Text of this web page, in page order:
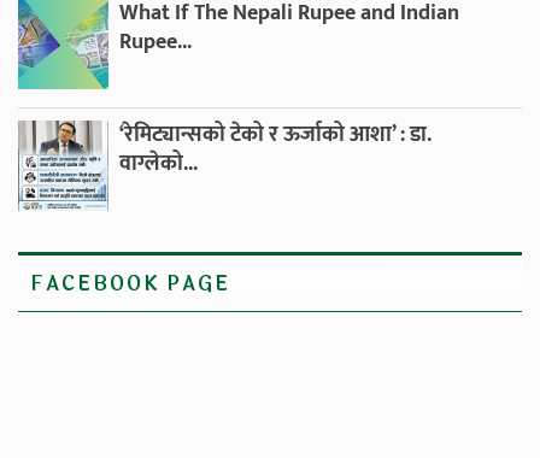
What If The Nepali Rupee and Indian
Rupee...
‘रेमिट्यान्सको टेको र ऊर्जाको आशा’ : डा.
वाग्लेको...
FACEBOOK PAGE